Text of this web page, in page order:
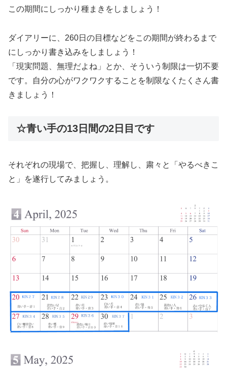
この期間にしっかり種まきをしましょう！
ダイアリーに、260日の目標などをこの期間が終わるまで
にしっかり書き込みをしましょう！
「現実問題、無理だよね」とか、そういう制限は一切不要
です。自分の心がワクワクすることを制限なくたくさん書
きましょう！
☆青い手の13日間の2日目です
それぞれの現場で、把握し、理解し、粛々と「やるべきこ
と」を遂行してみましょう。